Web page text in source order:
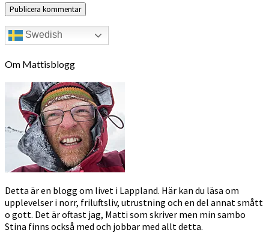
Swedish
Om Mattisblogg
Detta är en blogg om livet i Lappland. Här kan du läsa om
upplevelser i norr, friluftsliv, utrustning och en del annat smått
o gott. Det är oftast jag, Matti som skriver men min sambo
Stina finns också med och jobbar med allt detta.